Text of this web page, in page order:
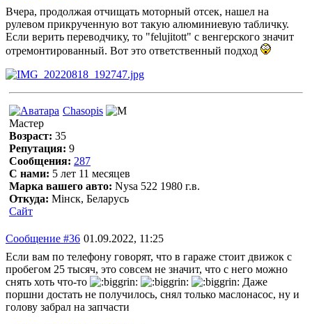
Вчера, продолжая отчищать моторный отсек, нашел на
рулевом прикрученную вот такую алюминиевую табличку.
Если верить переводчику, то "felujitott" с венгерского значит
отремонтированный. Вот это ответственный подход
Chasopis
Мастер
Возраст: 35
Репутация: 9
Сообщения: 287
С нами: 5 лет 11 месяцев
Марка вашего авто: Nysa 522 1980 г.в.
Откуда: Мінск, Беларусь
Сайт
Сообщение #36 01.09.2022, 11:25
Если вам по телефону говорят, что в гараже стоит движок с
пробегом 25 тысяч, это совсем не значит, что с него можно
снять хоть что-то
Даже
поршни достать не получилось, снял только маслонасос, ну и
голову забрал на запчасти